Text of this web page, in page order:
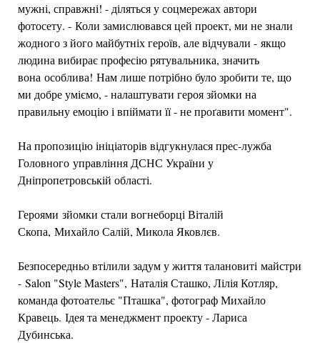
мужні, справжні! - діляться у соцмережах автори
фотосету. - Коли замислювався цей проект, ми не знали
жодного з його майбутніх героїв, але відчували - якщо
людина вибирає професію рятувальника, значить
вона особлива! Нам лише потрібно було зробити те, що
ми добре уміємо, - налаштувати героя зйомки на
правильну емоцію і впіймати її - не проґавити момент".
На пропозицію ініціаторів відгукнулася прес-лужба
Головного управління ДСНС України у
Дніпропетровській області.
Героями зйомки стали вогнеборці Віталій
Скопа, Михайло Салій, Микола Яковлєв.
Безпосередньо втілили задум у життя талановиті майстри
- Salon "Style Masters", Наталія Сташко, Лілія Котляр,
команда фотоательє "Пташка", фотограф Михайло
Кравець. Ідея та менеджмент проекту - Лариса
Дубинська.